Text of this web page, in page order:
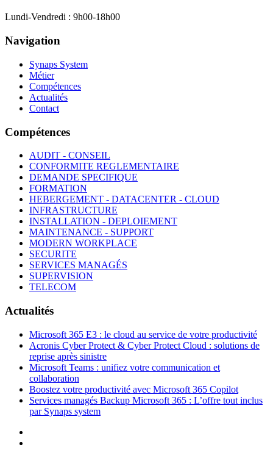
Lundi-Vendredi : 9h00-18h00
Navigation
Synaps System
Métier
Compétences
Actualités
Contact
Compétences
AUDIT - CONSEIL
CONFORMITE REGLEMENTAIRE
DEMANDE SPECIFIQUE
FORMATION
HEBERGEMENT - DATACENTER - CLOUD
INFRASTRUCTURE
INSTALLATION - DEPLOIEMENT
MAINTENANCE - SUPPORT
MODERN WORKPLACE
SECURITE
SERVICES MANAGÉS
SUPERVISION
TELECOM
Actualités
Microsoft 365 E3 : le cloud au service de votre productivité
Acronis Cyber Protect & Cyber Protect Cloud : solutions de
reprise après sinistre
Microsoft Teams : unifiez votre communication et
collaboration
Boostez votre productivité avec Microsoft 365 Copilot
Services managés Backup Microsoft 365 : L’offre tout inclus
par Synaps system